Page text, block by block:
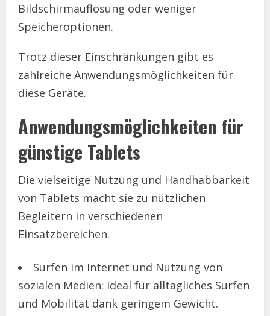
Bildschirmauflösung oder weniger
Speicheroptionen.
Trotz dieser Einschränkungen gibt es
zahlreiche Anwendungsmöglichkeiten für
diese Geräte.
Anwendungsmöglichkeiten für
günstige Tablets
Die vielseitige Nutzung und Handhabbarkeit
von Tablets macht sie zu nützlichen
Begleitern in verschiedenen
Einsatzbereichen.
Surfen im Internet und Nutzung von
sozialen Medien: Ideal für alltägliches Surfen
und Mobilität dank geringem Gewicht.